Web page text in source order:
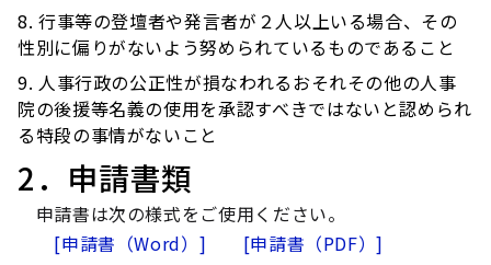
行事等の登壇者や発言者が２人以上いる場合、その
性別に偏りがないよう努められているものであること
人事行政の公正性が損なわれるおそれその他の人事
院の後援等名義の使用を承認すべきではないと認められ
る特段の事情がないこと
2．申請書類
申請書は次の様式をご使用ください。
[申請書（Word）]
[申請書（PDF）]